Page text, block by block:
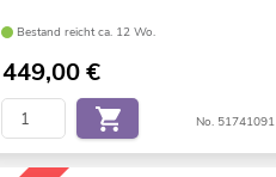
Bestand reicht ca. 12 Wo.
449,00€
No. 51741091